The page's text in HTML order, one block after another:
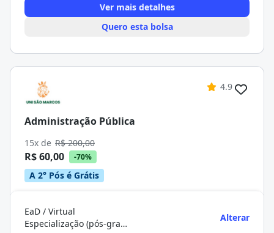
Ver mais detalhes
Quero esta bolsa
4.9
Administração Pública
15x de R$ 200,00
R$ 60,00 -70%
A 2° Pós é Grátis
EaD / Virtual
Especialização (pós-graduação)
Alterar